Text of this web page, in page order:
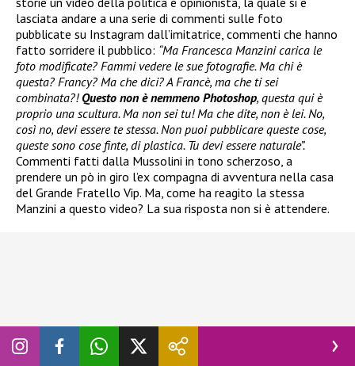
lasciata andare a una serie di commenti sulle foto
pubblicate su Instagram dall’imitatrice, commenti che hanno
fatto sorridere il pubblico: “Ma Francesca Manzini carica le
foto modificate? Fammi vedere le sue fotografie. Ma chi è
questa? Francy? Ma che dici? A Francè, ma che ti sei
combinata?! Questo non è nemmeno Photoshop, questa qui è
proprio una scultura. Ma non sei tu! Ma che dite, non è lei. No,
così no, devi essere te stessa. Non puoi pubblicare queste cose,
queste sono cose finte, di plastica. Tu devi essere naturale”.
Commenti fatti dalla Mussolini in tono scherzoso, a
prendere un pò in giro l’ex compagna di avventura nella casa
del Grande Fratello Vip. Ma, come ha reagito la stessa
Manzini a questo video? La sua risposta non si è attendere.